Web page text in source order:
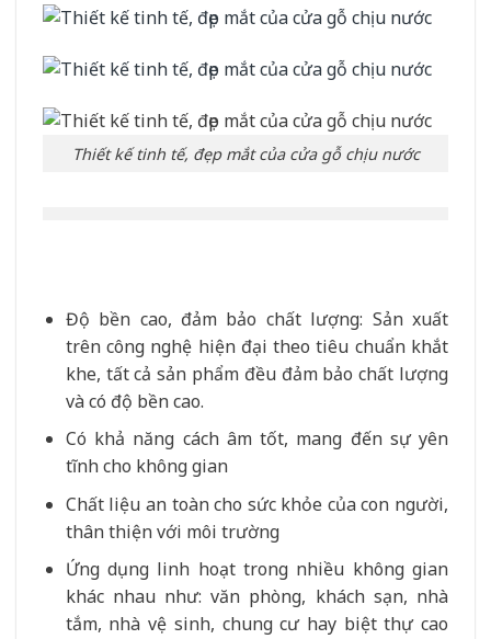
Thiết kế tinh tế, đẹp mắt của cửa gỗ chịu nước
Độ bền cao, đảm bảo chất lượng: Sản xuất
trên công nghệ hiện đại theo tiêu chuẩn khắt
khe, tất cả sản phẩm đều đảm bảo chất lượng
và có độ bền cao.
Có khả năng cách âm tốt, mang đến sự yên
tĩnh cho không gian
Chất liệu an toàn cho sức khỏe của con người,
thân thiện với môi trường
Ứng dụng linh hoạt trong nhiều không gian
khác nhau như: văn phòng, khách sạn, nhà
tắm, nhà vệ sinh, chung cư hay biệt thự cao